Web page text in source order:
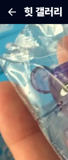
힛 갤러리